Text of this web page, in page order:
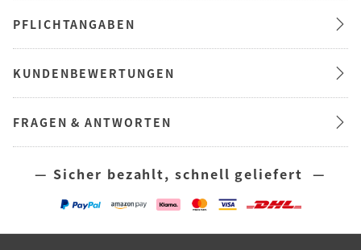
PFLICHTANGABEN
KUNDENBEWERTUNGEN
FRAGEN & ANTWORTEN
— Sicher bezahlt, schnell geliefert —